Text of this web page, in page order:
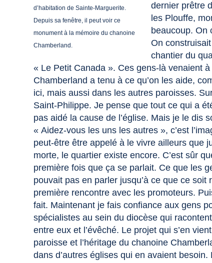
d’habitation de Sainte-Marguerite.
Depuis sa fenêtre, il peut voir ce
monument à la mémoire du chanoine
Chamberland.
dernier prêtre
les Plouffe,
beaucoup. On
On
chantier du
« Le Petit Canada ». Ces gens-là venaient
Chamberland a tenu à ce qu’on les aide,
ici, mais aussi dans les autres paroisses.
Saint-Philippe. Je pense que tout ce qui a
pas aidé la cause de l’église. Mais je le dis
« Aidez-vous les uns les autres », c’est
peut-être être appelé à le vivre ailleurs que
morte, le quartier existe encore. C’est sûr
première fois que ça se parlait. Ce que les
pouvait pas en parler jusqu’à ce que ce soit
première rencontre avec les promoteurs.
fait. Maintenant je fais confiance aux gens
spécialistes au sein du diocèse qui
entre eux et l’évêché. Le projet qui s’en
paroisse et l’héritage du chanoine
dans d’autres églises qui en avaient